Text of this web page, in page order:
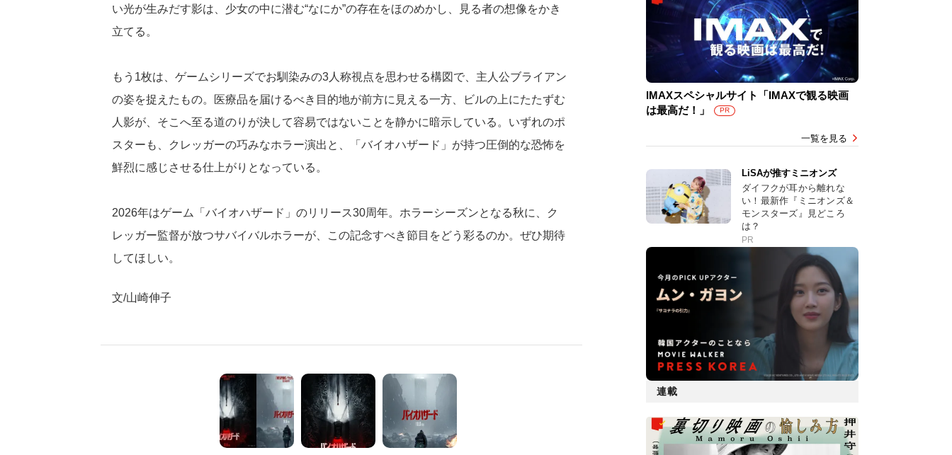
い光が生みだす影は、少女の中に潜む“なにか”の存在をほのめかし、見る者の想像をかき
立てる。
もう1枚は、ゲームシリーズでお馴染みの3人称視点を思わせる構図で、主人公ブライアン
の姿を捉えたもの。医療品を届けるべき目的地が前方に見える一方、ビルの上にたたずむ
人影が、そこへ至る道のりが決して容易ではないことを静かに暗示している。いずれのポ
スターも、クレッガーの巧みなホラー演出と、「バイオハザード」が持つ圧倒的な恐怖を
鮮烈に感じさせる仕上がりとなっている。
2026年はゲーム「バイオハザード」のリリース30周年。ホラーシーズンとなる秋に、ク
レッガー監督が放つサバイバルホラーが、この記念すべき節目をどう彩るのか。ぜひ期待
してほしい。
文/山崎伸子
IMAXスペシャルサイト「IMAXで観る映画
は最高だ！」
PR
一覧を見る
LiSAが推すミニオンズ
ダイフクが耳から離れな
い！最新作『ミニオンズ＆
モンスターズ』見どころ
は？
PR
連載